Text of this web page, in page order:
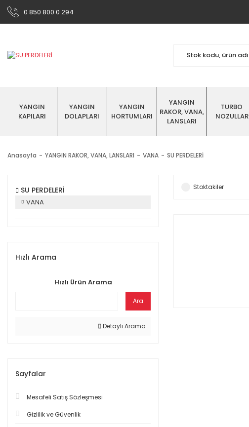
0 850 800 0 294
YANGIN
KAPILARI
YANGIN
DOLAPLARI
YANGIN
HORTUMLARI
YANGIN
RAKOR, VANA,
LANSLARI
TURBO
NOZULLAR
Anasayfa YANGIN RAKOR, VANA, LANSLARI VANA SU PERDELERİ
SU PERDELERİ
VANA
Hızlı Arama
Hızlı Ürün Arama
Ara
Detaylı Arama
Sayfalar
Mesafeli Satış Sözleşmesi
Gizlilik ve Güvenlik
Stoktakiler